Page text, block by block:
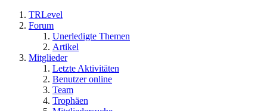
TRLevel
Forum
Unerledigte Themen
Artikel
Mitglieder
Letzte Aktivitäten
Benutzer online
Team
Trophäen